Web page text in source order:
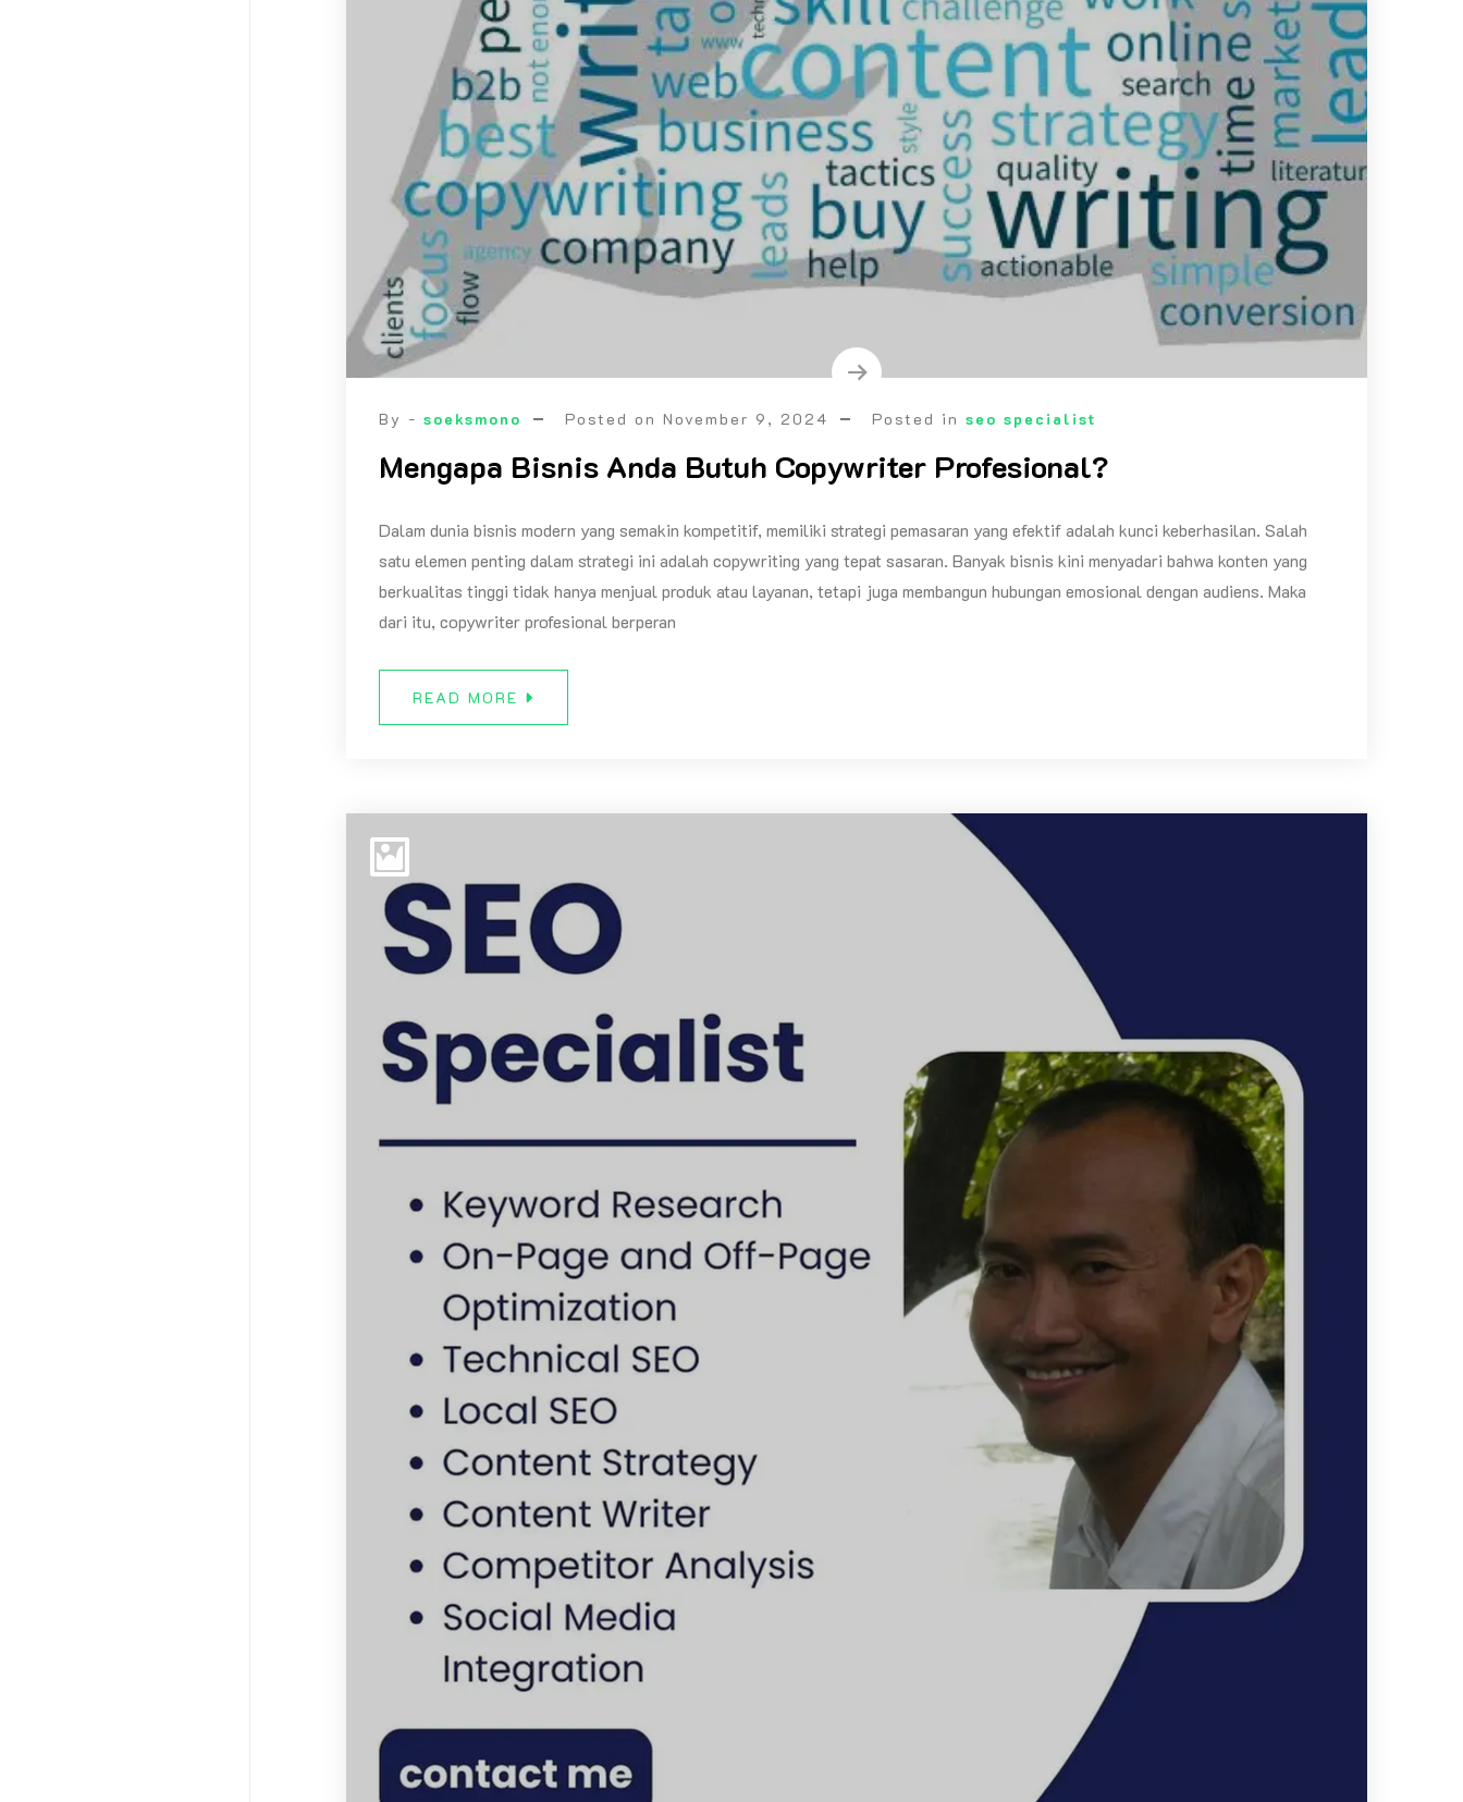
By -soeksmono Posted onNovember 9, 2024 Posted inseo specialist
Mengapa Bisnis Anda Butuh Copywriter Profesional?
Dalam dunia bisnis modern yang semakin kompetitif, memiliki strategi pemasaran yang efektif adalah kunci keberhasilan. Salah
satu elemen penting dalam strategi ini adalah copywriting yang tepat sasaran. Banyak bisnis kini menyadari bahwa konten yang
berkualitas tinggi tidak hanya menjual produk atau layanan, tetapi juga membangun hubungan emosional dengan audiens. Maka
dari itu, copywriter profesional berperan
READ MORE